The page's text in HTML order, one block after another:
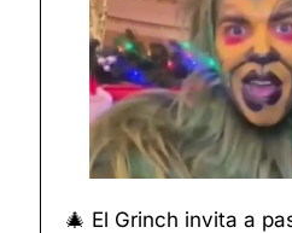
🎄 El Grinch invita a